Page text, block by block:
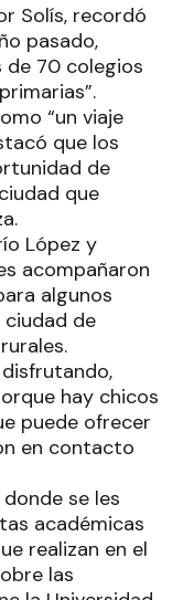
Solís, recordó
pasado,
de 70 colegios
“un viaje
que los
de
que
López y
acompañaron
algunos
ciudad de
hay chicos
puede ofrecer
en contacto
se les
académicas
realizan en el
las